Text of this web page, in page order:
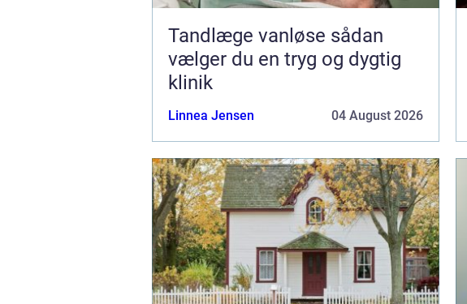
Tandlæge vanløse sådan
vælger du en tryg og dygtig
klinik
Linnea Jensen 04 August 2026